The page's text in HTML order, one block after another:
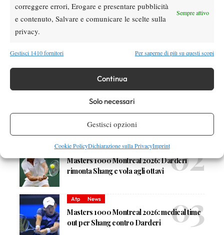
correggere errori, Erogare e presentare pubblicità
e contenuto, Salvare e comunicare le scelte sulla
privacy.
Sempre attivo
Gestisci 1410 fornitori Per saperne di più su questi scopi
Continua
Solo necessari
Gestisci opzioni
Cookie PolicyDichiarazione sulla PrivacyImprint
Nessun commento
DI TENDENZA
Arnaldi apre sul Centrale
Atp News
Masters 1000 Montreal 2026: Darderi
rimonta Shang e vola agli ottavi
Atp News
Masters 1000 Montreal 2026: medical time
out per Shang contro Darderi